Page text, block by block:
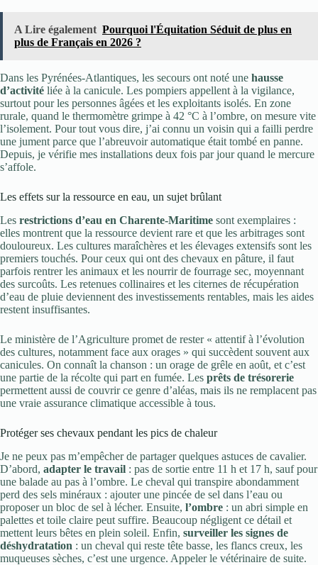
A Lire également Pourquoi l'Équitation Séduit de plus en
plus de Français en 2026 ?
Dans les Pyrénées-Atlantiques, les secours ont noté une hausse
d’activité liée à la canicule. Les pompiers appellent à la vigilance,
surtout pour les personnes âgées et les exploitants isolés. En zone
rurale, quand le thermomètre grimpe à 42 °C à l’ombre, on mesure vite
l’isolement. Pour tout vous dire, j’ai connu un voisin qui a failli perdre
une jument parce que l’abreuvoir automatique était tombé en panne.
Depuis, je vérifie mes installations deux fois par jour quand le mercure
s’affole.
Les effets sur la ressource en eau, un sujet brûlant
Les restrictions d’eau en Charente-Maritime sont exemplaires :
elles montrent que la ressource devient rare et que les arbitrages sont
douloureux. Les cultures maraîchères et les élevages extensifs sont les
premiers touchés. Pour ceux qui ont des chevaux en pâture, il faut
parfois rentrer les animaux et les nourrir de fourrage sec, moyennant
des surcoûts. Les retenues collinaires et les citernes de récupération
d’eau de pluie deviennent des investissements rentables, mais les aides
restent insuffisantes.
Le ministère de l’Agriculture promet de rester « attentif à l’évolution
des cultures, notamment face aux orages » qui succèdent souvent aux
canicules. On connaît la chanson : un orage de grêle en août, et c’est
une partie de la récolte qui part en fumée. Les prêts de trésorerie
permettent aussi de couvrir ce genre d’aléas, mais ils ne remplacent pas
une vraie assurance climatique accessible à tous.
Protéger ses chevaux pendant les pics de chaleur
Je ne peux pas m’empêcher de partager quelques astuces de cavalier.
D’abord, adapter le travail : pas de sortie entre 11 h et 17 h, sauf pour
une balade au pas à l’ombre. Le cheval qui transpire abondamment
perd des sels minéraux : ajouter une pincée de sel dans l’eau ou
proposer un bloc de sel à lécher. Ensuite, l’ombre : un abri simple en
palettes et toile claire peut suffire. Beaucoup négligent ce détail et
mettent leurs bêtes en plein soleil. Enfin, surveiller les signes de
déshydratation : un cheval qui reste tête basse, les flancs creux, les
muqueuses sèches, c’est une urgence. Appeler le vétérinaire de suite.